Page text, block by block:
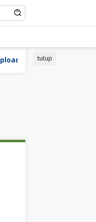
tutup
Sosial Media